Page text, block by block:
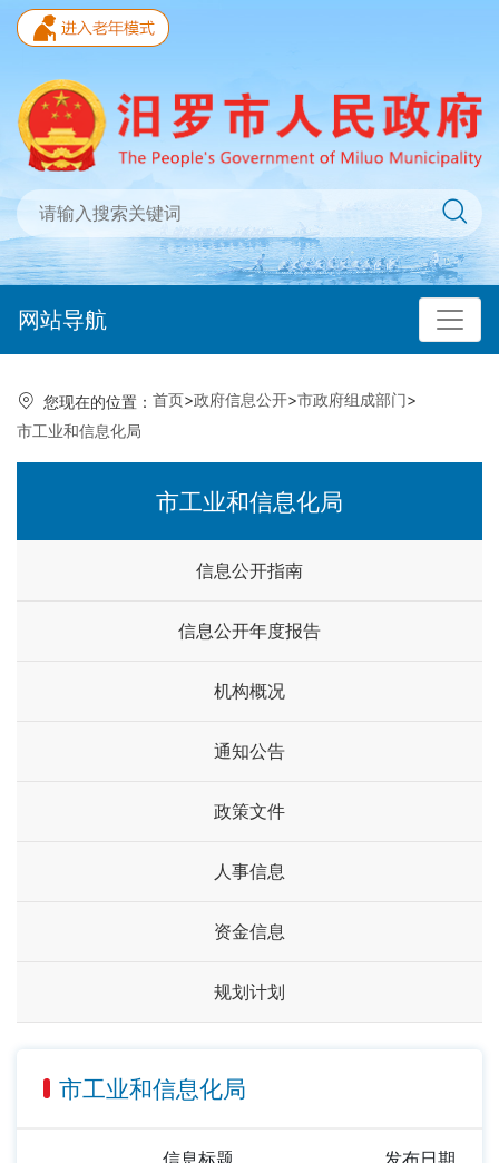
网站导航
您现在的位置： 首页>政府信息公开>市政府组成部门>
市工业和信息化局
市工业和信息化局
信息公开指南
信息公开年度报告
机构概况
通知公告
政策文件
人事信息
资金信息
规划计划
市工业和信息化局
信息标题 发布日期